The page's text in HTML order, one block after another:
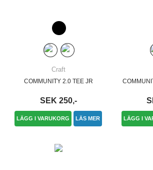
Craft
COMMUNITY 2.0 TEE JR
SEK 250,-
LÄGG I VARUKORG LÄS MER LÄGG I